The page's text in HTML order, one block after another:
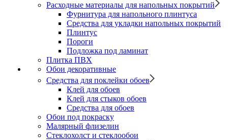
Расходные материалы для напольных покрытий
Фурнитура для напольного плинтуса
Средства для укладки напольных покрытий
Плинтус
Пороги
Подложка под ламинат
Плитка ПВХ
Обои декоративные
Средства для поклейки обоев
Клей для обоев
Клей для стыков обоев
Средства для обоев
Обои под покраску
Малярный флизелин
Стеклохолст и стеклообои